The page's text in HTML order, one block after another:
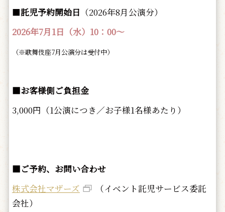
■託児予約開始日 （2026年8月公演分）
2026年7月1日（水）10：00～
（※歌舞伎座7月公演分は受付中）
■お客様側ご負担金
3,000円（1公演につき／お子様1名様あたり）
■ご予約、お問い合わせ
株式会社マザーズ
（イベント託児サービス委託
会社）